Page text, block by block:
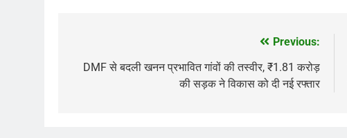
navigation
Previous:
DMF से बदली खनन प्रभावित गांवों की तस्वीर, ₹1.81 करोड़
की सड़क ने विकास को दी नई रफ्तार